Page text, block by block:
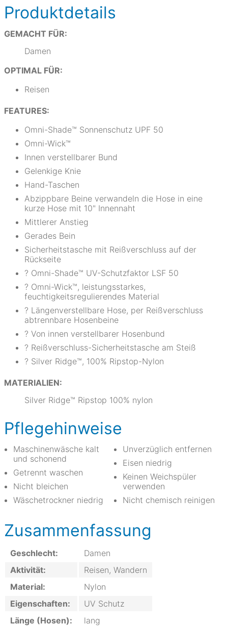
Produktdetails
GEMACHT FÜR:
Damen
OPTIMAL FÜR:
Reisen
FEATURES:
Omni-Shade™ Sonnenschutz UPF 50
Omni-Wick™
Innen verstellbarer Bund
Gelenkige Knie
Hand-Taschen
Abzippbare Beine verwandeln die Hose in eine
kurze Hose mit 10" Innennaht
Mittlerer Anstieg
Gerades Bein
Sicherheitstasche mit Reißverschluss auf der
Rückseite
? Omni-Shade™ UV-Schutzfaktor LSF 50
? Omni-Wick™, leistungsstarkes,
feuchtigkeitsregulierendes Material
? Längenverstellbare Hose, per Reißverschluss
abtrennbare Hosenbeine
? Von innen verstellbarer Hosenbund
? Reißverschluss-Sicherheitstasche am Steiß
? Silver Ridge™, 100% Ripstop-Nylon
MATERIALIEN:
Silver Ridge™ Ripstop 100% nylon
Pflegehinweise
Maschinenwäsche kalt
und schonend
Getrennt waschen
Nicht bleichen
Wäschetrockner niedrig
Unverzüglich entfernen
Eisen niedrig
Keinen Weichspüler
verwenden
Nicht chemisch reinigen
Zusammenfassung
Geschlecht:
Damen
Aktivität:
Reisen, Wandern
Material:
Nylon
Eigenschaften:
UV Schutz
Länge (Hosen):
lang